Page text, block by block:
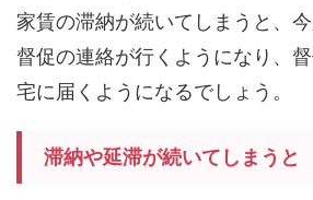
家賃の滞納が続いてしまうと、
督促の連絡が行くようになり、
宅に届くようになるでしょう。
滞納や延滞が続いてしまうと